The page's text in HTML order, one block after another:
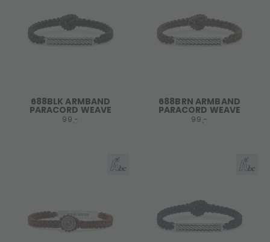
688BLK ARMBAND
PARACORD WEAVE
99,-
688BRN ARMBAND
PARACORD WEAVE
99,-